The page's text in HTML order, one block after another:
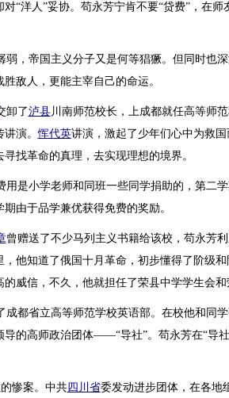
“洋人”妥协。苟永芳宁肯不要“贷费”，在师
，帝国主义分子又是何等猖獗。但同时也
敌人，更能主宰自己的命运。
卸了泸县川南师范校长，上成都就任高等师
讲演。恽代英讲演，激起了少年们心中为救国
找革命的真理，去实现理想的境界。
用是小学老师和同班一些同学捐助的，第二
由于品学兼优获得免费的奖励。
曾赠送了不少马列主义书籍给该校，苟永芳
他知道了俄国十月革命，初步懂得了阶级
威信，不久，他就担任了荣县中学学生会和
都省立高等师范学校英语部。在校他和同学
的高师政治团体——“导社”。苟永芳在“导
惨案。中共四川省委发动进步团体，在各地